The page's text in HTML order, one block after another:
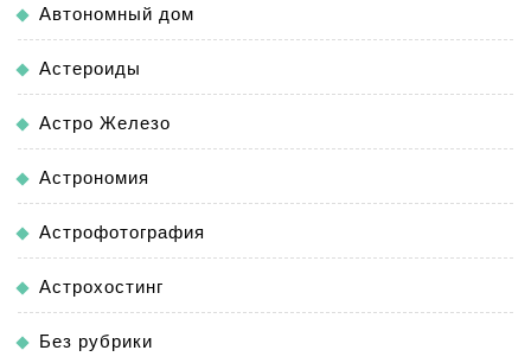
Автономный дом
Астероиды
Астро Железо
Астрономия
Астрофотография
Астрохостинг
Без рубрики